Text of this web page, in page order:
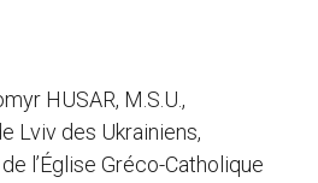
HUSAR, M.S.U.,
Lviv des Ukrainiens,
l’Église Gréco-Catholique